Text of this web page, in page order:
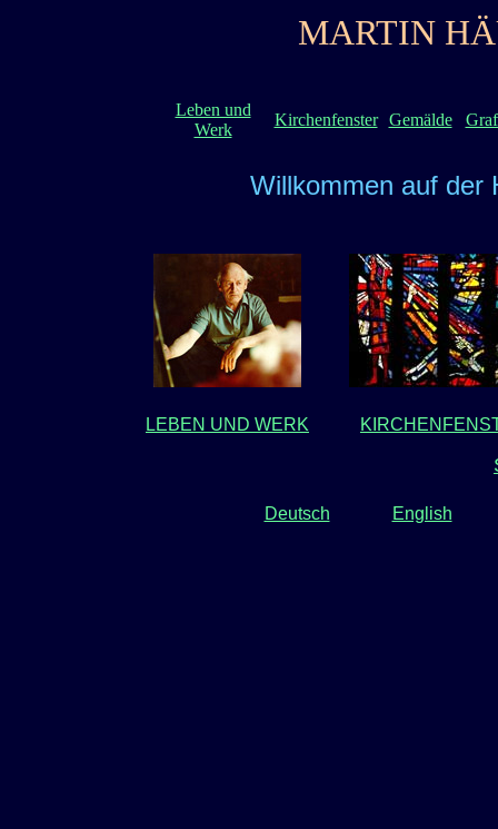
MARTIN
Leben und
Werk
Kirchenfenster Gemälde
Willkommen auf der
LEBEN UND WERK
Deutsch English